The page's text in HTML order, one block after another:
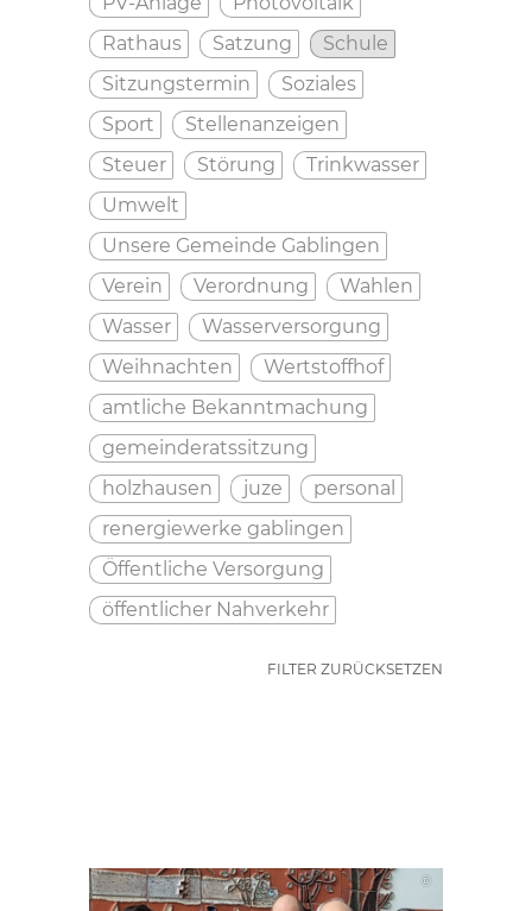
©
Rathaus
Satzung
Schule
Sitzungstermin
Soziales
Sport
Stellenanzeigen
Steuer
Störung
Trinkwasser
Umwelt
Unsere Gemeinde Gablingen
Verein
Verordnung
Wahlen
Wasser
Wasserversorgung
Weihnachten
Wertstoffhof
amtliche Bekanntmachung
gemeinderatssitzung
holzhausen
juze
personal
renergiewerke gablingen
Öffentliche Versorgung
öffentlicher Nahverkehr
FILTER ZURÜCKSETZEN